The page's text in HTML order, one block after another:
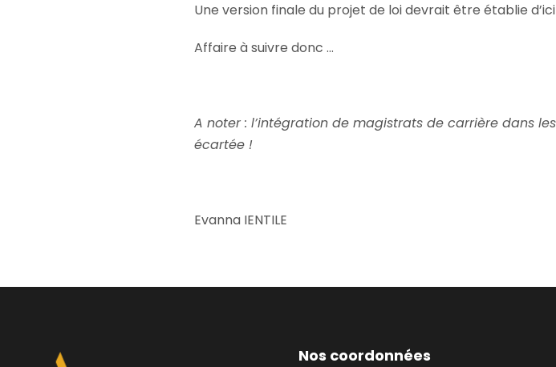
Une version finale du projet de loi devrait être établie
Affaire à suivre donc …
A noter : l’intégration de magistrats de carrière dans
écartée !
Evanna IENTILE
Nos coordonnées